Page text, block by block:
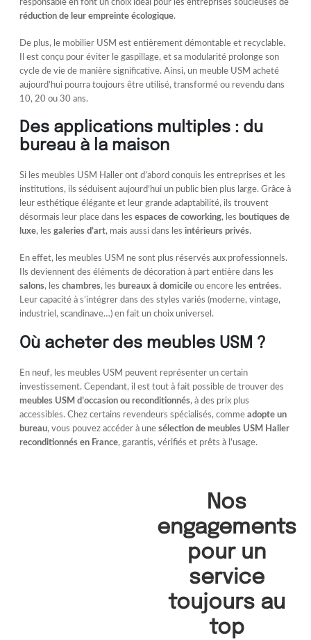
responsable en font un choix idéal pour les entreprises soucieuses de
réduction de leur empreinte écologique.
De plus, le mobilier USM est entièrement démontable et recyclable.
Il est conçu pour éviter le gaspillage, et sa modularité prolonge son
cycle de vie de manière significative. Ainsi, un meuble USM acheté
aujourd’hui pourra toujours être utilisé, transformé ou revendu dans
10, 20 ou 30 ans.
Des applications multiples : du
bureau à la maison
Si les meubles USM Haller ont d’abord conquis les entreprises et les
institutions, ils séduisent aujourd’hui un public bien plus large. Grâce à
leur esthétique élégante et leur grande adaptabilité, ils trouvent
désormais leur place dans lesespaces de coworking, les boutiques de
luxe, lesgaleries d’art, mais aussi dans lesintérieurs privés.
En effet, les meubles USM ne sont plus réservés aux professionnels.
Ils deviennent des éléments de décoration à part entière dans les
salons, leschambres, les bureaux à domicile ou encore lesentrées.
Leur capacité à s’intégrer dans des styles variés (moderne, vintage,
industriel, scandinave…) en fait un choix universel.
Où acheter des meubles USM ?
En neuf, les meubles USM peuvent représenter un certain
investissement. Cependant, il est tout à fait possible de trouver des
meubles USM d’occasion ou reconditionnés, à des prix plus
accessibles. Chez certains revendeurs spécialisés, commeadopte un
bureau, vous pouvez accéder à unesélection de meubles USM Haller
reconditionnés en France, garantis, vérifiés et prêts à l’usage.
Nos
engagements
pour un
service
toujours au
top